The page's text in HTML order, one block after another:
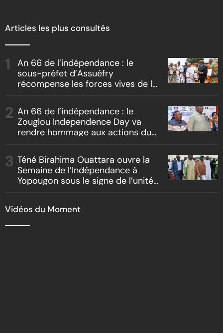
Articles les plus consultés
An 66 de l’indépendance : le
sous-préfet d’Assuéfry
récompense les forces vives de la
An 66 de l’indépendance : le
Zouglou Independence Day va
rendre hommage aux actions du
Téné Birahima Ouattara ouvre la
Semaine de l’Indépendance à
Yopougon sous le signe de l’unité
Vidéos du Moment